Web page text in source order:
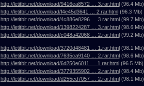
http://letitbit.net/download/9416ea8572 … 3.rar.html(96.4 Mb)
http://letitbit.net/download/f4e45d3641 … 2.rar.html(96.3 Mb)
http://letitbit.net/download/4c886e8296 … 3.rar.html(99.7 Mb)
http://letitbit.net/download/1398224287 … 3.rar.html(98.6 Mb)
http://letitbit.net/download/c048a42068 … 2.rar.html(99.2 Mb)
http://letitbit.net/download/3720d48481 … 1.rar.html(98.1 Mb)
http://letitbit.net/download/7635ca9140 … 2.rar.html(98.6 Mb)
http://letitbit.net/download/6d250e6011 … 1.rar.html(96.5 Mb)
http://letitbit.net/download/3779355902 … 2.rar.html(98.4 Mb)
http://letitbit.net/download/d255cd7057 … 2.rar.html(98.1 Mb)